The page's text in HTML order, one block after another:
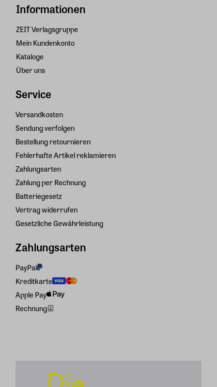
Informationen
ZEIT Verlagsgruppe
Mein Kundenkonto
Kataloge
Über uns
Service
Versandkosten
Sendung verfolgen
Bestellung retournieren
Fehlerhafte Artikel reklamieren
Zahlungsarten
Zahlung per Rechnung
Batteriegesetz
Vertrag widerrufen
Gesetzliche Gewährleistung
Zahlungsarten
PayPal
Kreditkarte
Apple Pay
Rechnung